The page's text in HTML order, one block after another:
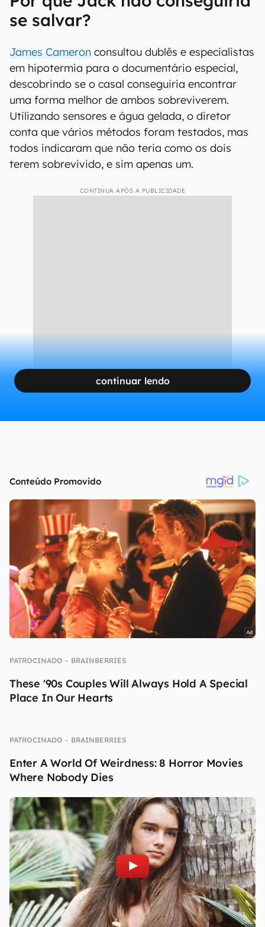
se salvar?
James Cameron consultou dublês e especialistas
em hipotermia para o documentário especial,
descobrindo se o casal conseguiria encontrar
uma forma melhor de ambos sobreviverem.
Utilizando sensores e água gelada, o diretor
conta que vários métodos foram testados, mas
todos indicaram que não teria como os dois
terem sobrevivido, e sim apenas um.
CONTINUA APÓS A PUBLICIDADE
continuar lendo